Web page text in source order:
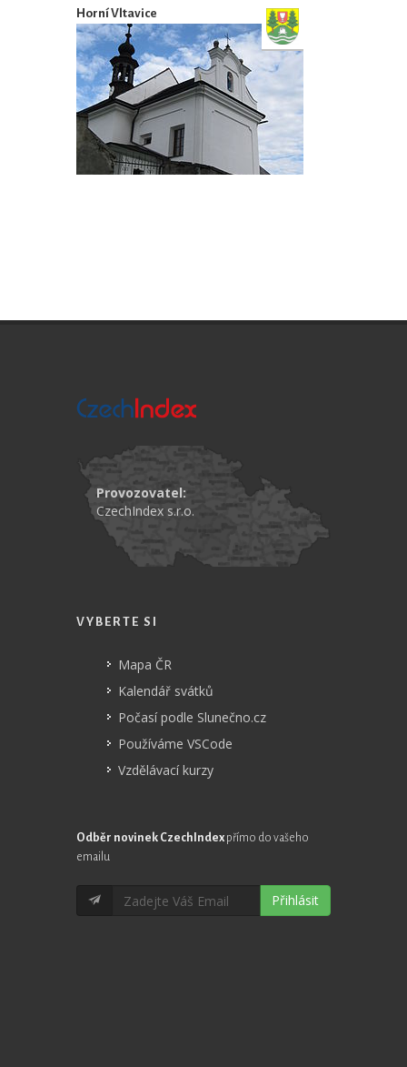
Horní Vltavice
Provozovatel:
CzechIndex s.r.o.
VYBERTE SI
Mapa ČR
Kalendář svátků
Počasí podle Slunečno.cz
Používáme VSCode
Vzdělávací kurzy
Odběr novinek CzechIndex přímo do vašeho
emailu
Přihlásit